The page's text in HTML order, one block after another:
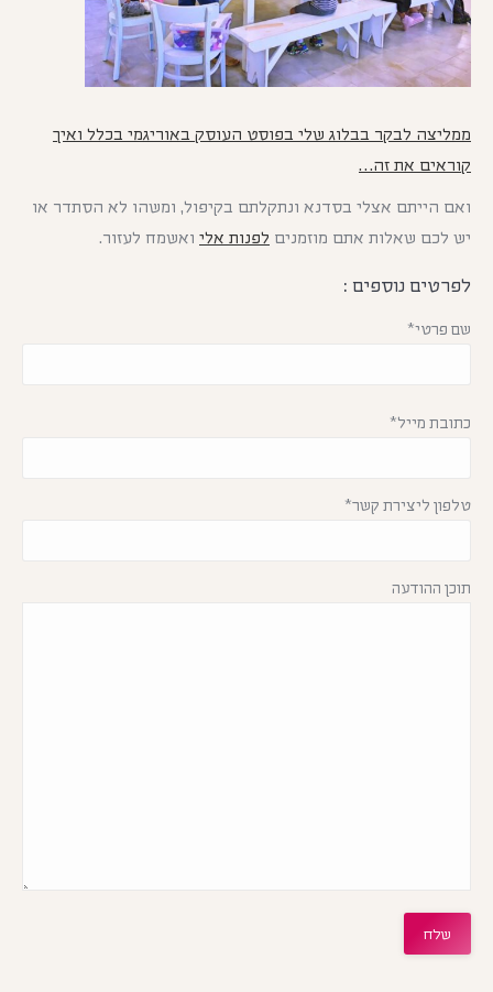
ממליצה לבקר בבלוג שלי בפוסט העוסק באוריגמי בכלל ואיך
קוראים את זה…
ואם הייתם אצלי בסדנא ונתקלתם בקיפול, ומשהו לא הסתדר או
יש לכם שאלות אתם מוזמנים לפנות אלי ואשמח לעזור.
לפרטים נוספים :
שם פרטי*
כתובת מייל*
טלפון ליצירת קשר*
תוכן ההודעה